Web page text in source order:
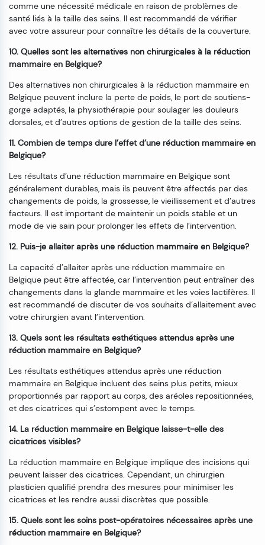
comme une nécessité médicale en raison de problèmes de
santé liés à la taille des seins. Il est recommandé de vérifier
avec votre assureur pour connaître les détails de la couverture.
10. Quelles sont les alternatives non chirurgicales à la réduction
mammaire en Belgique?
Des alternatives non chirurgicales à la réduction mammaire en
Belgique peuvent inclure la perte de poids, le port de soutiens-
gorge adaptés, la physiothérapie pour soulager les douleurs
dorsales, et d’autres options de gestion de la taille des seins.
11. Combien de temps dure l’effet d’une réduction mammaire en
Belgique?
Les résultats d’une réduction mammaire en Belgique sont
généralement durables, mais ils peuvent être affectés par des
changements de poids, la grossesse, le vieillissement et d’autres
facteurs. Il est important de maintenir un poids stable et un
mode de vie sain pour prolonger les effets de l’intervention.
12. Puis-je allaiter après une réduction mammaire en Belgique?
La capacité d’allaiter après une réduction mammaire en
Belgique peut être affectée, car l’intervention peut entraîner des
changements dans la glande mammaire et les voies lactifères. Il
est recommandé de discuter de vos souhaits d’allaitement avec
votre chirurgien avant l’intervention.
13. Quels sont les résultats esthétiques attendus après une
réduction mammaire en Belgique?
Les résultats esthétiques attendus après une réduction
mammaire en Belgique incluent des seins plus petits, mieux
proportionnés par rapport au corps, des aréoles repositionnées,
et des cicatrices qui s’estompent avec le temps.
14. La réduction mammaire en Belgique laisse-t-elle des
cicatrices visibles?
La réduction mammaire en Belgique implique des incisions qui
peuvent laisser des cicatrices. Cependant, un chirurgien
plasticien qualifié prendra des mesures pour minimiser les
cicatrices et les rendre aussi discrètes que possible.
15. Quels sont les soins post-opératoires nécessaires après une
réduction mammaire en Belgique?